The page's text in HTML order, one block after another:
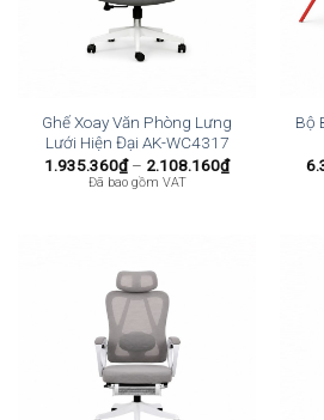
Ghế Xoay Văn Phòng Lưng
Lưới Hiện Đại AK-WC4317
1.935.360₫ – 2.108.160₫Khoảng
giá:
Đã bao gồm VAT
Bộ